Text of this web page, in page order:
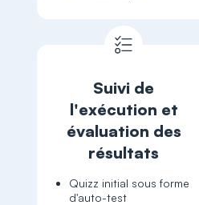
Suivi de
l'exécution et
évaluation des
résultats
Quizz initial sous forme
d'auto-test